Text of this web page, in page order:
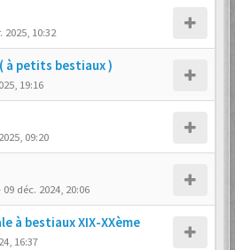
2025, 10:32
à petits bestiaux )
19:16
09:20
09 déc. 2024, 20:06
à bestiaux XIX-XXème
16:37